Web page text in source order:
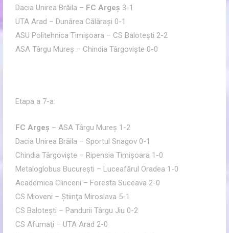
Dacia Unirea Brăila – FC Argeş 3-1
UTA Arad – Dunărea Călăraşi 0-1
ASU Politehnica Timişoara – CS Baloteşti 2-2
ASA Târgu Mureş – Chindia Târgovişte 0-0
Etapa a 7-a:
FC Argeş – ASA Târgu Mureş 1-2
Dacia Unirea Brăila – Sportul Snagov 0-1
Chindia Târgovişte – Ripensia Timişoara 1-0
Metaloglobus Bucureşti – Luceafărul Oradea 1-0
Academica Clinceni – Foresta Suceava 2-0
CS Mioveni – Ştiinţa Miroslava 5-1
CS Baloteşti – Pandurii Târgu Jiu 0-2
CS Afumaţi – UTA Arad 2-0